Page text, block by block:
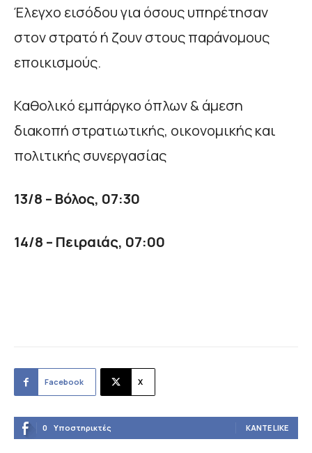
Έλεγχο εισόδου για όσους υπηρέτησαν
στον στρατό ή ζουν στους παράνομους
εποικισμούς.
Καθολικό εμπάργκο όπλων & άμεση
διακοπή στρατιωτικής, οικονομικής και
πολιτικής συνεργασίας
13/8 – Βόλος, 07:30
14/8 – Πειραιάς, 07:00
Facebook X
0 Υποστηρικτές ΚΆΝΤΕ LIKE